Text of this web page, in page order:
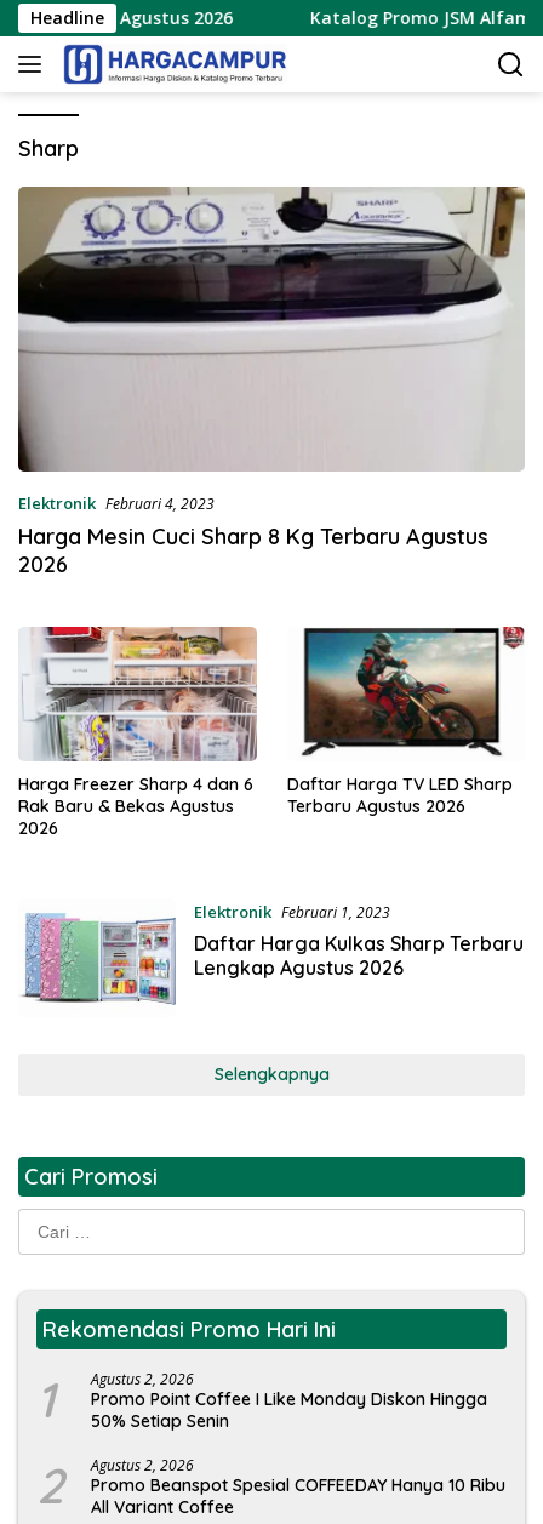
Langsung
ke
konten
Headline
7 – 9 Agustus 2026 Katalog Promo JSM
Sharp
Elektronik Februari 4, 2023
Harga Mesin Cuci Sharp 8 Kg Terbaru Agustus
2026
Harga Freezer Sharp 4 dan 6
Rak Baru & Bekas Agustus
2026
Daftar Harga TV LED Sharp
Terbaru Agustus 2026
Elektronik Februari 1, 2023
Daftar Harga Kulkas Sharp Terbaru
Lengkap Agustus 2026
Selengkapnya
Cari Promosi
Cari
untuk:
Rekomendasi Promo Hari Ini
1 Agustus 2, 2026
Promo Point Coffee I Like Monday Diskon Hingga
50% Setiap Senin
2 Agustus 2, 2026
Promo Beanspot Spesial COFFEEDAY Hanya 10 Ribu
All Variant Coffee